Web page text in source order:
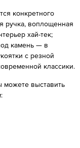
конкретного
ручка, воплощенная
хай-тек;
камень — в
с резной
классики.
можете выставить